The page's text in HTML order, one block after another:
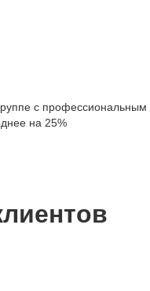
с профессиональным
на 25%